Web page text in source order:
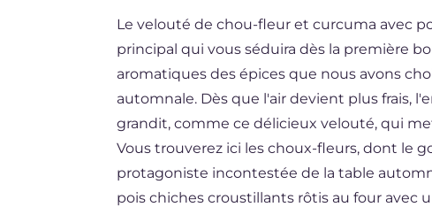
DE
BR
Le velouté de chou-fleur et curcuma avec
principal qui vous séduira dès la première
aromatiques des épices que nous avons
automnale. Dès que l'air devient plus frais,
grandit, comme ce délicieux velouté, qui
Vous trouverez ici les choux-fleurs, dont le
protagoniste incontestée de la table
pois chiches croustillants rôtis au four avec